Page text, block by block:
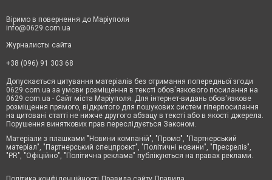
Віримо в повернення до Маріуполя
info@0629.com.ua
Журналисты сайта
+38 (096) 91 303 68
Допускається цитування матеріалів без отримання попередньої згоди
0629.com.ua за умови розміщення в тексті обов'язкового посилання на
0629.com.ua - Сайт міста Маріуполя. Для інтернет-видань обов'язкове
розміщення прямого, відкритого для пошукових систем гіперпосилання
на цитовані статті не нижче другого абзацу в тексті або в якості джерела.
Порушення виняткових прав переслідується Законом.
Матеріали з плашками "Новини компаній", "Промо", "Партнерський
матеріал", "Партнерський спецпроєкт", "Політичні новини", "Пресреліз",
"PR", "Офіційно", "Політична реклама" публікуються на правах реклами.